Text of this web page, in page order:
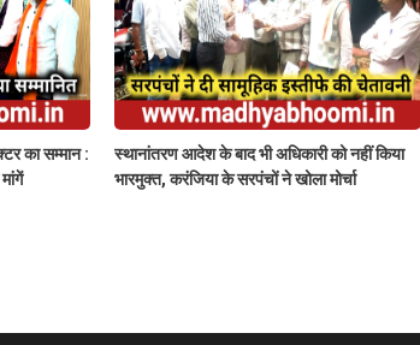
का सम्मान :
स्थानांतरण आदेश के बाद भी अधिकारी को नहीं किया
भारमुक्त, करंजिया के सरपंचों ने खोला मोर्चा